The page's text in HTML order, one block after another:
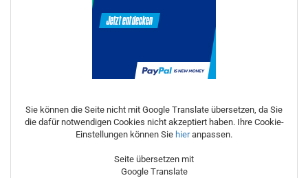
Sie können die Seite nicht mit Google Translate übersetzen, da Sie
die dafür notwendigen Cookies nicht akzeptiert haben. Ihre Cookie-
Einstellungen können Sie hieranpassen.
Seite übersetzen mit
Google Translate